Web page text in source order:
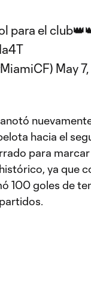
para el
May
hacia el
para
ya que
100 goles de